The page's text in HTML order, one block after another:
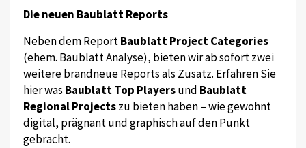
Die neuen Baublatt Reports
Neben dem ReportBaublatt Project Categories
(ehem. Baublatt Analyse), bieten wir ab sofort zwei
weitere brandneue Reports als Zusatz. Erfahren Sie
hier was Baublatt Top Playersund Baublatt
Regional Projectszu bieten haben – wie gewohnt
digital, prägnant und graphisch auf den Punkt
gebracht.